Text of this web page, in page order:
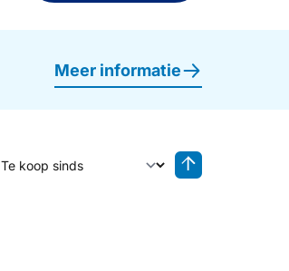
Meer informatie
Sorteer op